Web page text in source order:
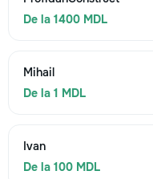
De la 1400 MDL
Mihail
De la 1 MDL
Ivan
De la 100 MDL